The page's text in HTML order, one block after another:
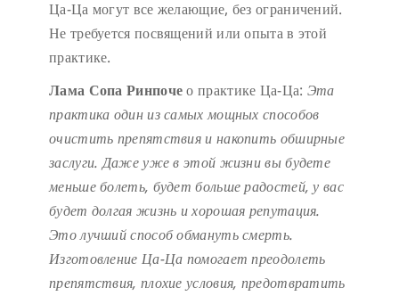
Ца-Ца могут все желающие, без ограничений.
Не требуется посвящений или опыта в этой
практике.
Лама Сопа Ринпочео практике Ца-Ца: Эта
практика один из самых мощных способов
очистить препятствия и накопить обширные
заслуги. Даже уже в этой жизни вы будете
меньше болеть, будет больше радостей, у вас
будет долгая жизнь и хорошая репутация.
Это лучший способ обмануть смерть.
Изготовление Ца-Ца помогает преодолеть
препятствия, плохие условия, предотвратить